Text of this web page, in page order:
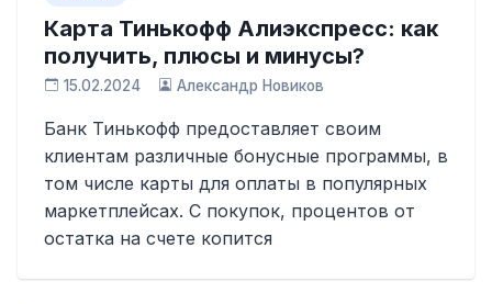
Карта Тинькофф Алиэкспресс: как
получить, плюсы и минусы?
15.02.2024 Александр Новиков
Банк Тинькофф предоставляет своим
клиентам различные бонусные программы, в
том числе карты для оплаты в популярных
маркетплейсах. С покупок, процентов от
остатка на счете копится